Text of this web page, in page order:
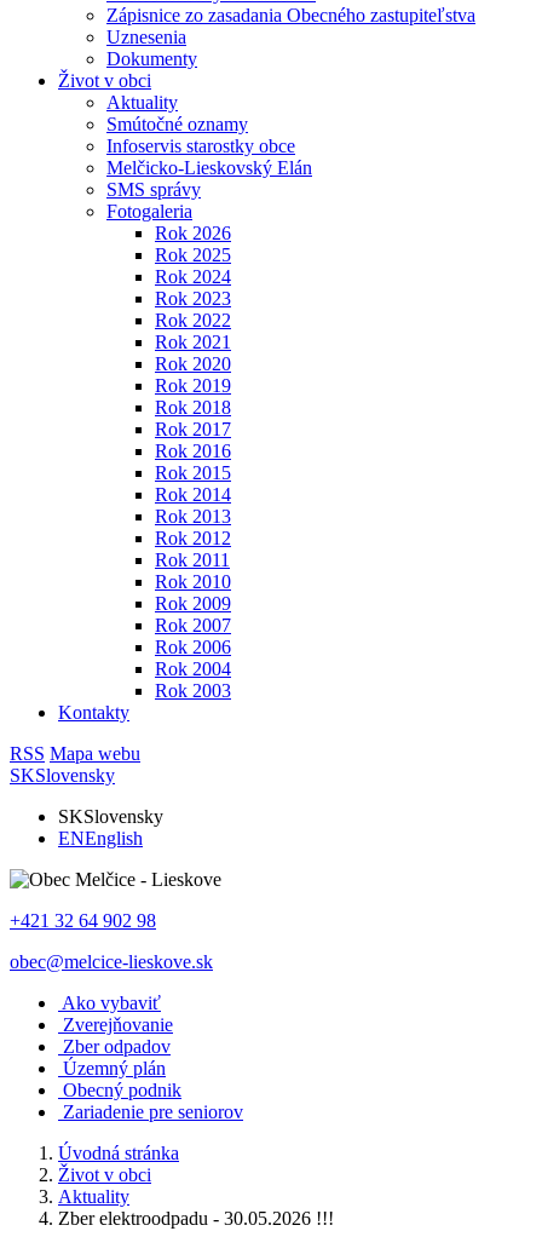
Zápisnice zo zasadania Obecného zastupiteľstva
Uznesenia
Dokumenty
Život v obci
Aktuality
Smútočné oznamy
Infoservis starostky obce
Melčicko-Lieskovský Elán
SMS správy
Fotogaleria
Rok 2026
Rok 2025
Rok 2024
Rok 2023
Rok 2022
Rok 2021
Rok 2020
Rok 2019
Rok 2018
Rok 2017
Rok 2016
Rok 2015
Rok 2014
Rok 2013
Rok 2012
Rok 2011
Rok 2010
Rok 2009
Rok 2007
Rok 2006
Rok 2004
Rok 2003
Kontakty
RSS Mapa webu
SKSlovensky
SKSlovensky
ENEnglish
+421 32 64 902 98
obec@melcice-lieskove.sk
Ako vybaviť
Zverejňovanie
Zber odpadov
Územný plán
Obecný podnik
Zariadenie pre seniorov
Úvodná stránka
Život v obci
Aktuality
Zber elektroodpadu - 30.05.2026 !!!